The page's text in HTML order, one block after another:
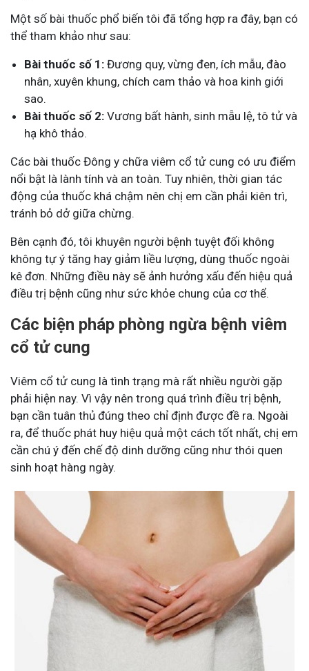
Một số bài thuốc phổ biến tôi đã tổng hợp ra đây, bạn có
thể tham khảo như sau:
Bài thuốc số 1: Đương quy, vừng đen, ích mẫu, đào
nhân, xuyên khung, chích cam thảo và hoa kinh giới
sao.
Bài thuốc số 2: Vương bất hành, sinh mẫu lệ, tô tử và
hạ khô thảo.
Các bài thuốc Đông y chữa viêm cổ tử cung có ưu điểm
nổi bật là lành tính và an toàn. Tuy nhiên, thời gian tác
động của thuốc khá chậm nên chị em cần phải kiên trì,
tránh bỏ dở giữa chừng.
Bên cạnh đó, tôi khuyên người bệnh tuyệt đối không
không tự ý tăng hay giảm liều lượng, dùng thuốc ngoài
kê đơn. Những điều này sẽ ảnh hưởng xấu đến hiệu quả
điều trị bệnh cũng như sức khỏe chung của cơ thể.
Các biện pháp phòng ngừa bệnh viêm
cổ tử cung
Viêm cổ tử cung là tình trạng mà rất nhiều người gặp
phải hiện nay. Vì vậy nên trong quá trình điều trị bệnh,
bạn cần tuân thủ đúng theo chỉ định được đề ra. Ngoài
ra, để thuốc phát huy hiệu quả một cách tốt nhất, chị em
cần chú ý đến chế độ dinh dưỡng cũng như thói quen
sinh hoạt hàng ngày.